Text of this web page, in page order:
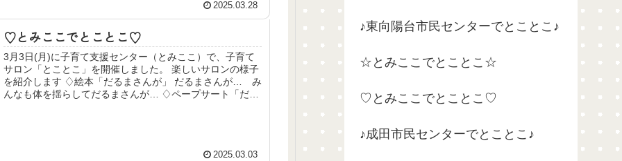
2025.03.28
♡とみここでとことこ♡
3月3日(月)に子育て支援センター（とみここ）で、子育て
サロン「とことこ」を開催しました。 楽しいサロンの様子
を紹介します ♢絵本「だるまさんが」 だるまさんが… み
んなも体を揺らしてだるまさんが… ♢ペープサート「だれ
2025.03.03
♪東向陽台市民センターでとことこ♪
☆とみここでとことこ☆
♡とみここでとことこ♡
♪成田市民センターでとことこ♪